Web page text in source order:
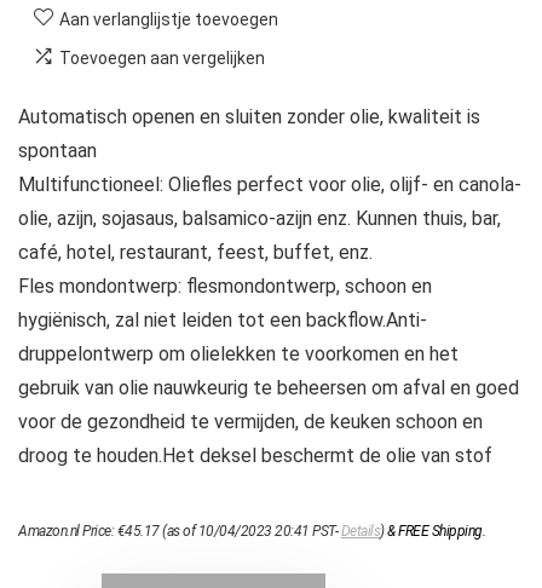
Aan verlanglijstje toevoegen
Toevoegen aan vergelijken
Automatisch openen en sluiten zonder olie, kwaliteit is
spontaan
Multifunctioneel: Oliefles perfect voor olie, olijf- en canola-
olie, azijn, sojasaus, balsamico-azijn enz. Kunnen thuis, bar,
café, hotel, restaurant, feest, buffet, enz.
Fles mondontwerp: flesmondontwerp, schoon en
hygiënisch, zal niet leiden tot een backflow.Anti-
druppelontwerp om olielekken te voorkomen en het
gebruik van olie nauwkeurig te beheersen om afval en goed
voor de gezondheid te vermijden, de keuken schoon en
droog te houden.Het deksel beschermt de olie van stof
Amazon.nl Price:€45.17(as of 10/04/2023 20:41 PST-Details)&FREE Shipping.